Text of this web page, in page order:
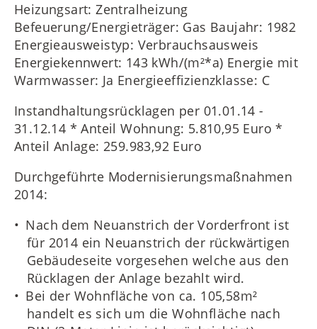
Heizungsart: Zentralheizung
Befeuerung/Energieträger: Gas Baujahr: 1982
Energieausweistyp: Verbrauchsausweis
Energiekennwert: 143 kWh/(m²*a) Energie mit
Warmwasser: Ja Energieeffizienzklasse: C
Instandhaltungsrücklagen per 01.01.14 -
31.12.14 * Anteil Wohnung: 5.810,95 Euro *
Anteil Anlage: 259.983,92 Euro
Durchgeführte Modernisierungsmaßnahmen
2014:
Nach dem Neuanstrich der Vorderfront ist
für 2014 ein Neuanstrich der rückwärtigen
Gebäudeseite vorgesehen welche aus den
Rücklagen der Anlage bezahlt wird.
Bei der Wohnfläche von ca. 105,58m²
handelt es sich um die Wohnfläche nach